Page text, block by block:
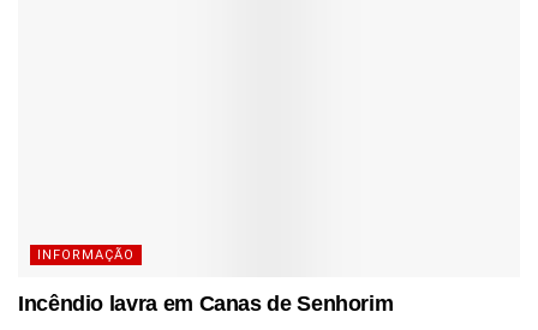
INFORMAÇÃO
Incêndio lavra em Canas de Senhorim